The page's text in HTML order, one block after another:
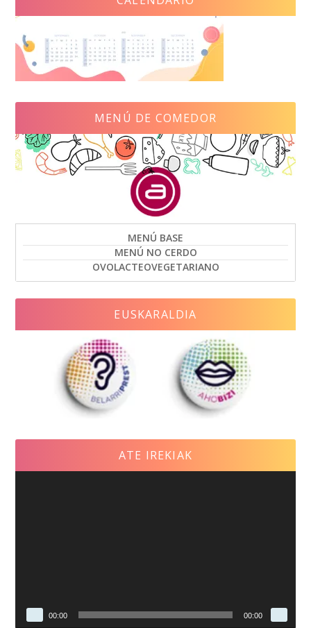
MENÚ DE COMEDOR
MENÚ BASE
MENÚ NO CERDO
OVOLACTEOVEGETARIANO
EUSKARALDIA
ATE IREKIAK
00:00 00:00